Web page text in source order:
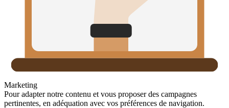
Marketing
Pour adapter notre contenu et vous proposer des campagnes
pertinentes, en adéquation avec vos préférences de navigation.